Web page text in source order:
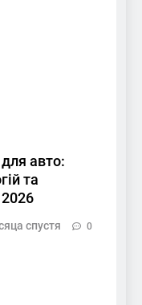
авто:
та
спустя 0